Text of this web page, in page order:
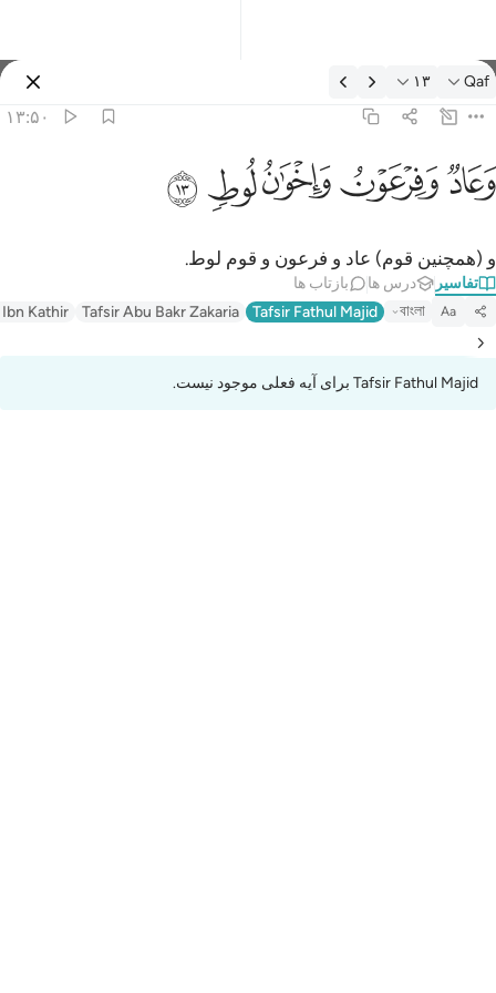
تفسیر: Qaf ۱۳:۵۰
Qaf ۱۳
۱۳:۵۰
وَعَادٌۭ وَفِرْعَوْنُ وَإِخْوَٰنُ لُوطٍۢ ١٣
ﲳﲴﲵﲶﲷ
و (همچنین قوم) عاد و فرعون و قوم لوط.
تفاسیر درس ها بازتاب ها
Aa
বাংলা
Tafsir Fathul Majid
Tafsir Abu Bakr Zakaria
Kathir
Tafsir Fathul Majid برای آیه فعلی موجود نیست.